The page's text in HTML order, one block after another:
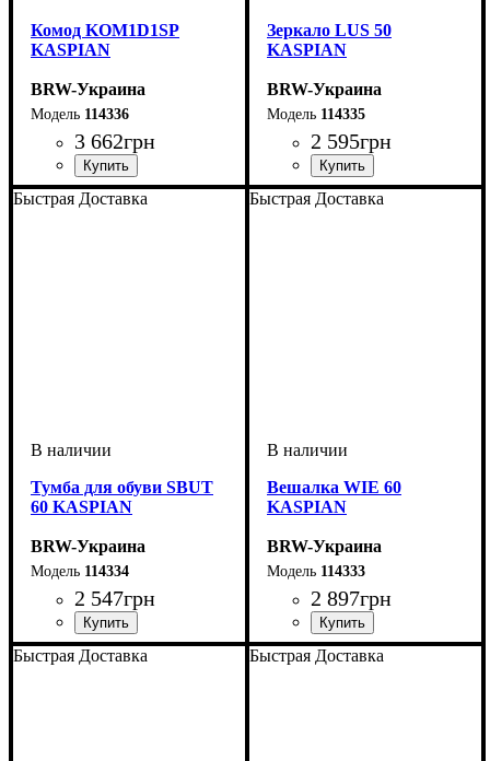
Комод KOM1D1SP
KASPIAN
BRW-Украина
114336
3 662грн
ширина, мм: 490
высота, мм: 770
глубина, мм: 405
Зеркало LUS 50
KASPIAN
BRW-Украина
114335
2 595грн
ширина, мм: 490
высота, мм: 1160
глубина, мм: 20
Быстрая Доставка
Тумба для обуви SBUT
60 KASPIAN
BRW-Украина
114334
2 547грн
ширина, мм: 660
высота, мм: 445
глубина, мм: 405
Быстрая Доставка
Вешалка WIE 60
KASPIAN
BRW-Украина
114333
2 897грн
ширина, мм: 660
высота, мм: 1520
глубина, мм: 240
Быстрая Доставка Быстрая Доставка